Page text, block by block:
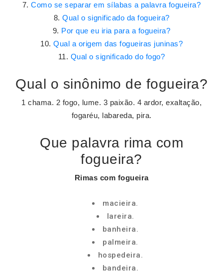
Como se separar em sílabas a palavra fogueira?
Qual o significado da fogueira?
Por que eu iria para a fogueira?
Qual a origem das fogueiras juninas?
Qual o significado do fogo?
Qual o sinônimo de fogueira?
1 chama. 2 fogo, lume. 3 paixão. 4 ardor, exaltação,
fogaréu, labareda, pira.
Que palavra rima com
fogueira?
Rimas com fogueira
macieira.
lareira.
banheira.
palmeira.
hospedeira.
bandeira.